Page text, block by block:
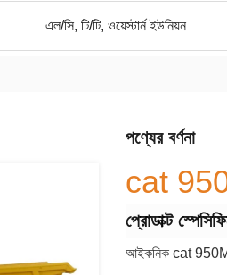
এল/সি, টি/টি, ওয়েস্টার্ন ইউনিয়ন
পণ্যের বর্ণনা
cat
প্রোডাক্ট
আইকনিক cat 950M